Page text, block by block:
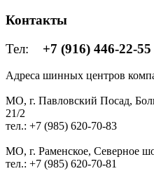
Контакты
Тел: +7 (916) 446-22-55
Адреса шинных центров
МО, г. Павловский Посад,
21/2
тел.: +7 (985) 620-70-83
МО, г. Раменское, Северное
тел.: +7 (985) 620-70-81